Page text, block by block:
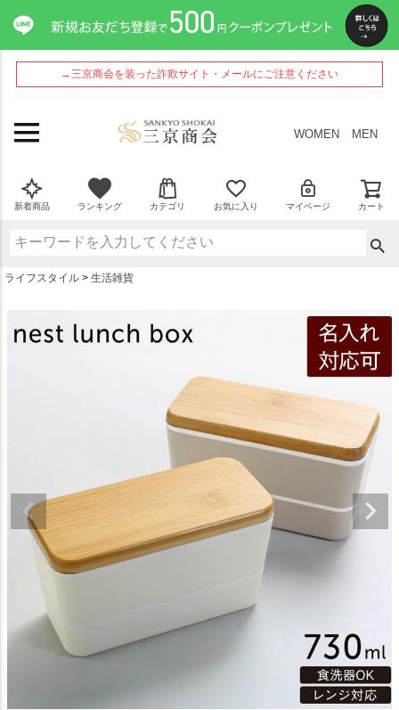
→三京商会を装った詐欺サイト・メールにご注意ください
WOMEN MEN
新着商品 ランキング カテゴリ お気に入り マイページ カート
ライフスタイル 生活雑貨
ペー
ジト
ップ
へ